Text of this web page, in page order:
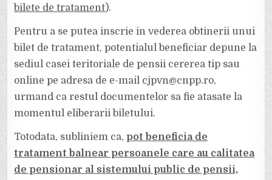
bilete de tratament).
Pentru a se putea inscrie in vederea obtinerii unui
bilet de tratament, potentialul beneficiar depune la
sediul casei teritoriale de pensii cererea tip sau
online pe adresa de e-mail cjpvn@cnpp.ro,
urmand ca restul documentelor sa fie atasate la
momentul eliberarii biletului.
Totodata, subliniem ca, pot beneficia de
tratament balnear persoanele care au calitatea
de pensionar al sistemului public de pensii,